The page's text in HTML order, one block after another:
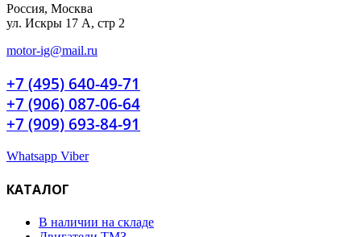
Россия, Москва
ул. Искры 17 А, стр 2
motor-ig@mail.ru
+7 (495) 640-49-71
+7 (906) 087-06-64
+7 (909) 693-84-91
Whatsapp Viber
КАТАЛОГ
В наличии на складе